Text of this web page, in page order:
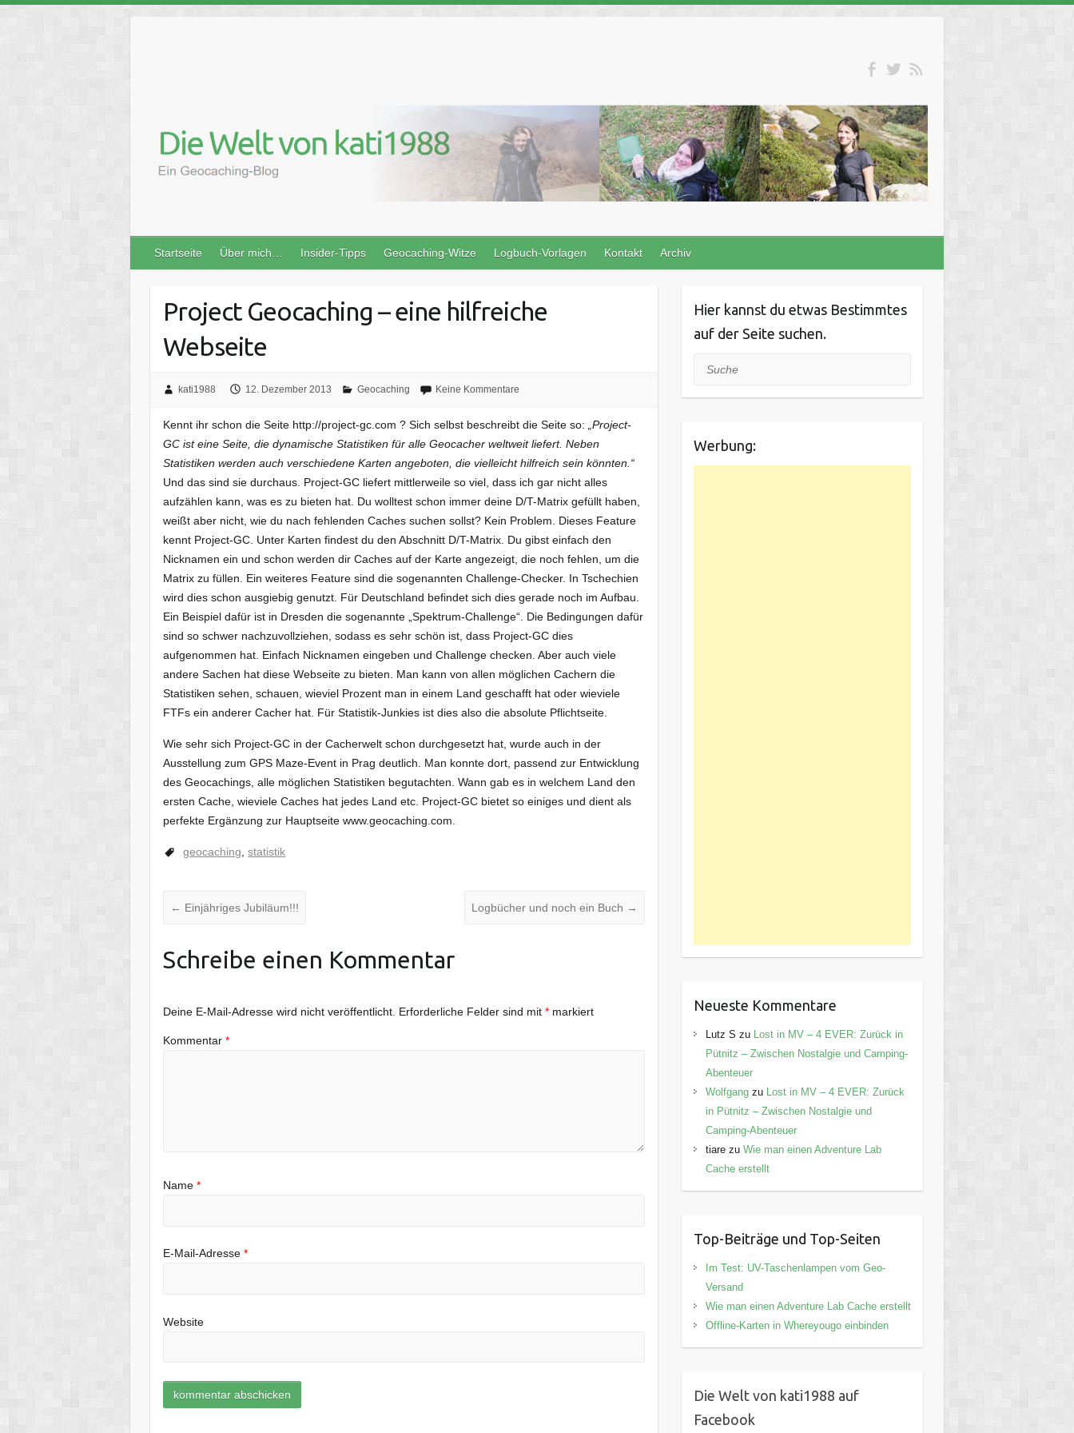
content
Startseite Über mich… Insider-Tipps Geocaching-Witze Logbuch-Vorlagen Kontakt Archiv
Project Geocaching – eine hilfreiche
Webseite
kati1988 12. Dezember 2013 Geocaching Keine Kommentare
Kennt ihr schon die Seite http://project-gc.com ? Sich selbst beschreibt die Seite so:„Project-
GC ist eine Seite, die dynamische Statistiken für alle Geocacher weltweit liefert. Neben
Statistiken werden auch verschiedene Karten angeboten, die vielleicht hilfreich sein könnten.“
Und das sind sie durchaus. Project-GC liefert mittlerweile so viel, dass ich gar nicht alles
aufzählen kann, was es zu bieten hat. Du wolltest schon immer deine D/T-Matrix gefüllt haben,
weißt aber nicht, wie du nach fehlenden Caches suchen sollst? Kein Problem. Dieses Feature
kennt Project-GC. Unter Karten findest du den Abschnitt D/T-Matrix. Du gibst einfach den
Nicknamen ein und schon werden dir Caches auf der Karte angezeigt, die noch fehlen, um die
Matrix zu füllen. Ein weiteres Feature sind die sogenannten Challenge-Checker. In Tschechien
wird dies schon ausgiebig genutzt. Für Deutschland befindet sich dies gerade noch im Aufbau.
Ein Beispiel dafür ist in Dresden die sogenannte „Spektrum-Challenge“. Die Bedingungen dafür
sind so schwer nachzuvollziehen, sodass es sehr schön ist, dass Project-GC dies
aufgenommen hat. Einfach Nicknamen eingeben und Challenge checken. Aber auch viele
andere Sachen hat diese Webseite zu bieten. Man kann von allen möglichen Cachern die
Statistiken sehen, schauen, wieviel Prozent man in einem Land geschafft hat oder wieviele
FTFs ein anderer Cacher hat. Für Statistik-Junkies ist dies also die absolute Pflichtseite.
Wie sehr sich Project-GC in der Cacherwelt schon durchgesetzt hat, wurde auch in der
Ausstellung zum GPS Maze-Event in Prag deutlich. Man konnte dort, passend zur Entwicklung
des Geocachings, alle möglichen Statistiken begutachten. Wann gab es in welchem Land den
ersten Cache, wieviele Caches hat jedes Land etc. Project-GC bietet so einiges und dient als
perfekte Ergänzung zur Hauptseite www.geocaching.com.
geocaching,statistik
← Einjähriges Jubiläum!!! Logbücher und noch ein Buch →
Schreibe einen Kommentar
Deine E-Mail-Adresse wird nicht veröffentlicht. Erforderliche Felder sind mit* markiert
Kommentar*
Name*
E-Mail-Adresse*
Website
Hier kannst du etwas Bestimmtes
auf der Seite suchen.
Suche
Werbung:
Neueste Kommentare
Lutz S zu
Lost in MV – 4 EVER: Zurück in
Pütnitz – Zwischen Nostalgie und Camping-
Abenteuer
Wolfgangzu
Lost in MV – 4 EVER: Zurück
in Pütnitz – Zwischen Nostalgie und
Camping-Abenteuer
tiarezu Wie man einen Adventure Lab
Cache erstellt
Top-Beiträge und Top-Seiten
Im Test: UV-Taschenlampen vom Geo-
Versand
Wie man einen Adventure Lab Cache erstellt
Offline-Karten in Whereyougo einbinden
Die Welt von kati1988 auf
Facebook